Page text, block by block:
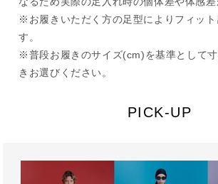
※お履きいただく方の足型によりフィット
す。
※普段お履きのサイズ(cm)を基準として
きお選びください。
PICK-UP